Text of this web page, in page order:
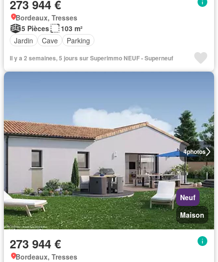
273 944 €
Bordeaux, Tresses
5 Pièces
103 m²
Jardin
Cave Parking
Il y a 2 semaines, 5 jours sur Superimmo NEUF - Superneuf
4photos
Neuf
Maison
273 944 €
Bordeaux, Tresses